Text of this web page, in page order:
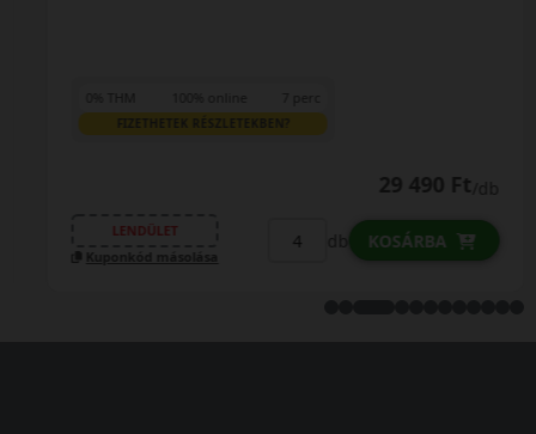
FIZETHETEK RÉSZLETEKBEN?
29 490 Ft/db
LENDÜLET
Kuponkód másolása
db KOSÁRBA